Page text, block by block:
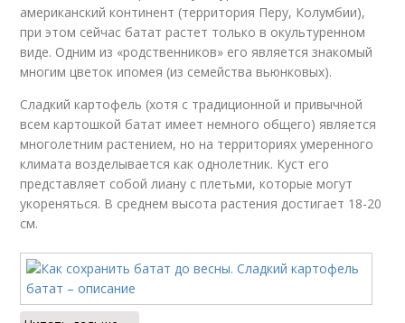
американский континент (территория Перу, Колумбии),
при этом сейчас батат растет только в окультуренном
виде. Одним из «родственников» его является знакомый
многим цветок ипомея (из семейства вьюнковых).
Сладкий картофель (хотя с традиционной и привычной
всем картошкой батат имеет немного общего) является
многолетним растением, но на территориях умеренного
климата возделывается как однолетник. Куст его
представляет собой лиану с плетьми, которые могут
укореняться. В среднем высота растения достигает 18-20
см.